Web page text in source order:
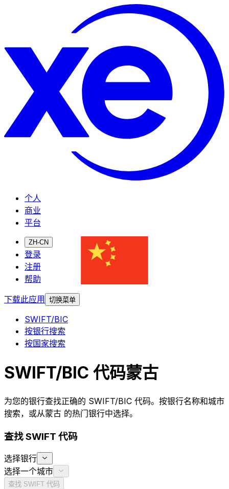
个人
商业
平台
ZH-CN
登录
注册
帮助
下载此应用
切换菜单
SWIFT/BIC
按银行搜索
按国家搜索
SWIFT/BIC 代码蒙古
为您的银行查找正确的 SWIFT/BIC 代码。按银行名称和城市
搜索，或从蒙古 的热门银行中选择。
查找 SWIFT 代码
选择银行
选择一个城市
查找 SWIFT 代码